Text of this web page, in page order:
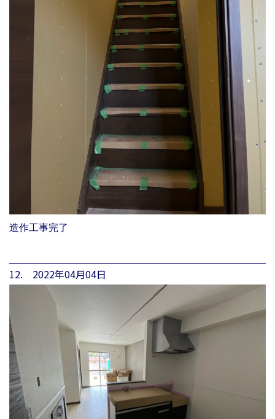
造作工事完了
12. 2022年04月04日